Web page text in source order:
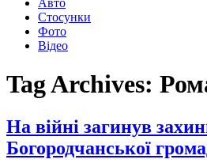
Стосунки
Фото
Відео
Tag Archives:
На війні загинув
Богородчанської